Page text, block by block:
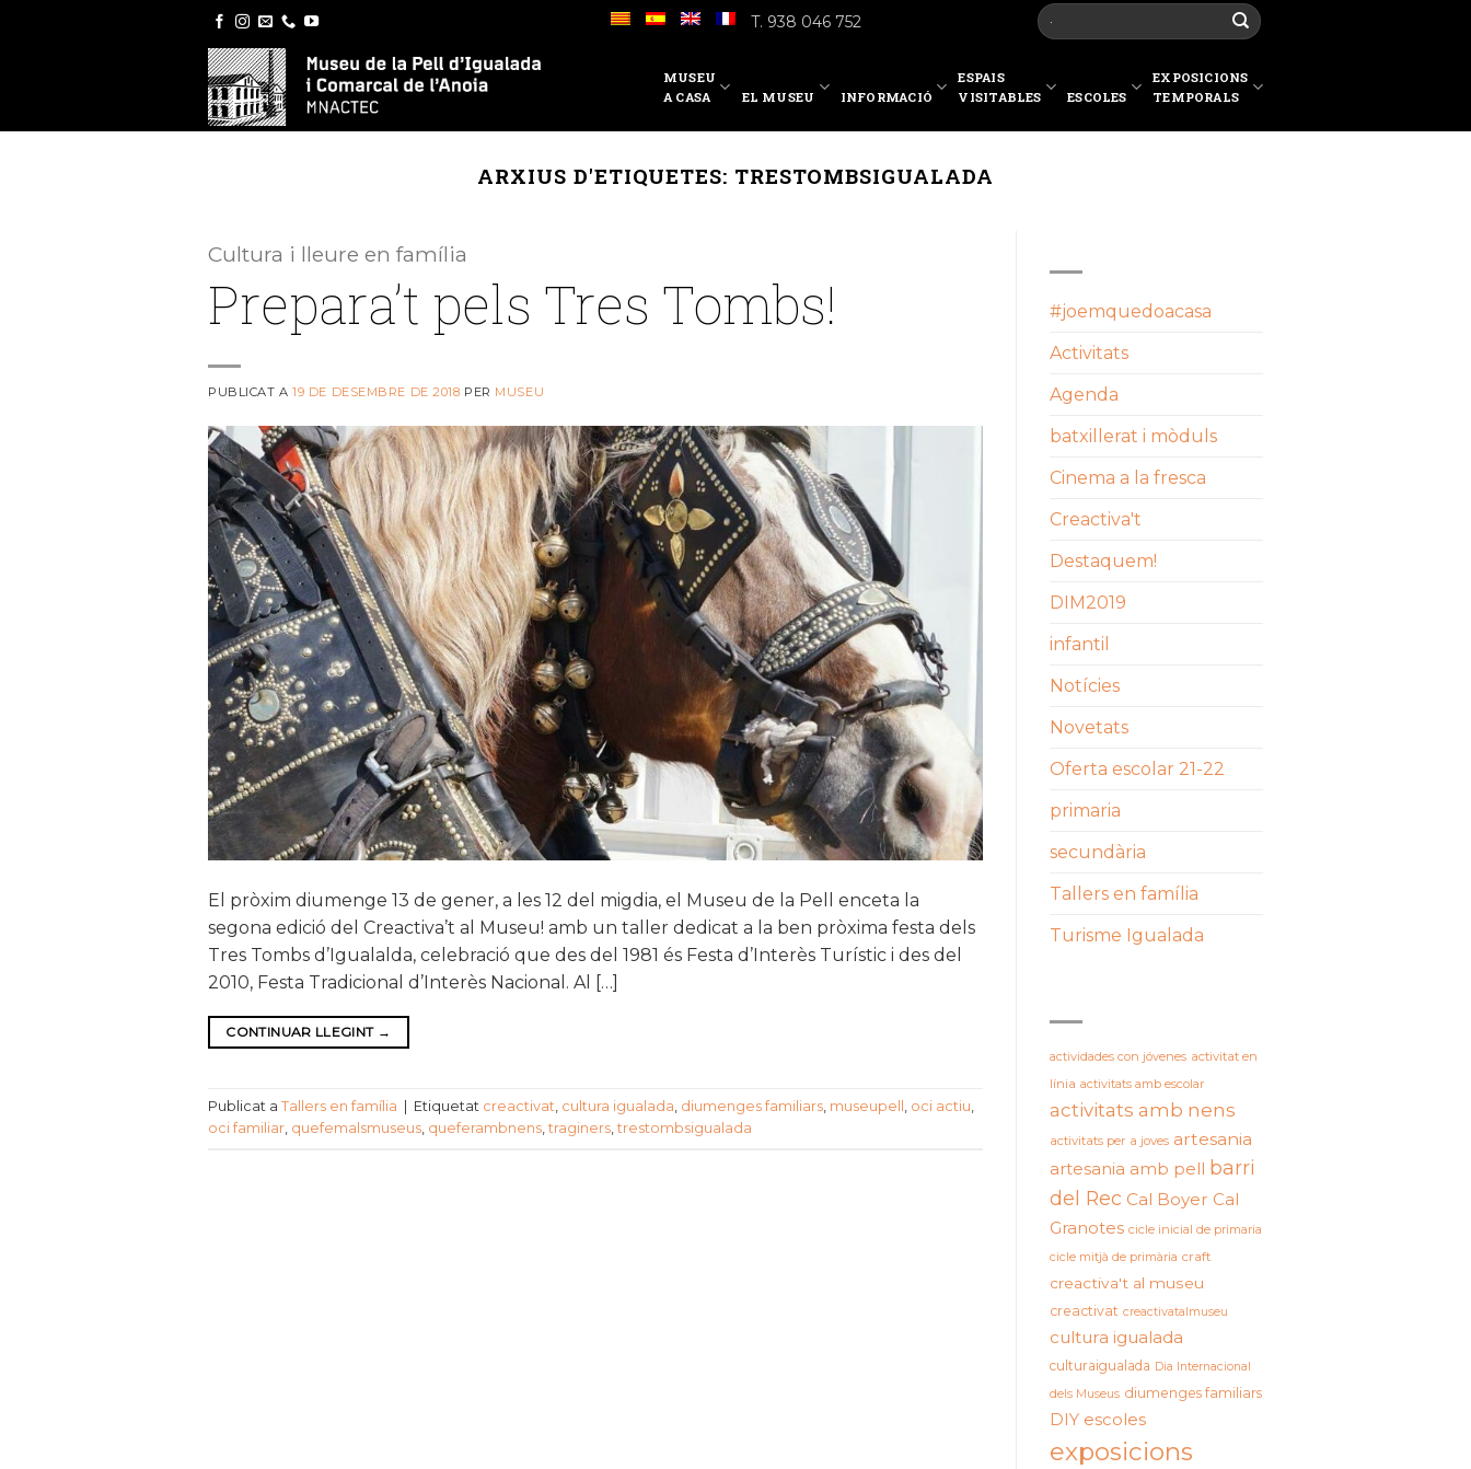
T. 938 046 752
MUSEU
A CASA
EL MUSEU INFORMACIÓ
ESPAIS
VISITABLES
ESCOLES
EXPOSICIONS
TEMPORALS
ARXIUS D'ETIQUETES: TRESTOMBSIGUALADA
Cultura i lleure en família
Prepara’t pels Tres Tombs!
PUBLICAT A19 DE DESEMBRE DE 2018 PER MUSEU
El pròxim diumenge 13 de gener, a les 12 del migdia, el Museu de la Pell enceta la
segona edició del Creactiva’t al Museu! amb un taller dedicat a la ben pròxima festa dels
Tres Tombs d’Igualalda, celebració que des del 1981 és Festa d’Interès Turístic i des del
2010, Festa Tradicional d’Interès Nacional. Al […]
CONTINUAR LLEGINT →
Publicat a Tallers en família Etiquetat creactivat, cultura igualada, diumenges familiars, museupell , oci actiu,
oci familiar, quefemalsmuseus, queferambnens, traginers, trestombsigualada
#joemquedoacasa
Activitats
Agenda
batxillerat i mòduls
Cinema a la fresca
Creactiva't
Destaquem!
DIM2019
infantil
Notícies
Novetats
Oferta escolar 21-22
primaria
secundària
Tallers en família
Turisme Igualada
actividades con jóvenes activitat en
línia activitats amb escolar
activitats amb nens
activitats per a joves artesania
artesania amb pell barri
del Rec Cal Boyer Cal
Granotes cicle inicial de primaria
cicle mitjà de primària craft
creactiva't al museu
creactivat creactivatalmuseu
cultura igualada
culturaigualada Dia Internacional
dels Museus diumenges familiars
DIY escoles
exposicions